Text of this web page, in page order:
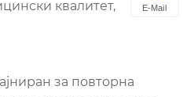
квалитет,
за повторна
E-Mail